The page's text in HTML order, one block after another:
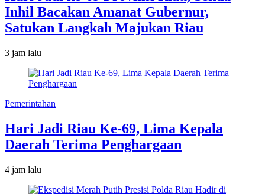
Inhil Bacakan Amanat Gubernur,
Satukan Langkah Majukan Riau
3 jam lalu
Pemerintahan
Hari Jadi Riau Ke-69, Lima Kepala
Daerah Terima Penghargaan
4 jam lalu